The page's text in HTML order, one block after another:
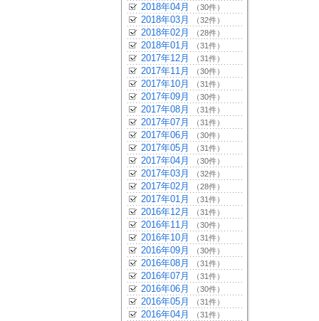
2018年04月 （30件）
2018年03月 （32件）
2018年02月 （28件）
2018年01月 （31件）
2017年12月 （31件）
2017年11月 （30件）
2017年10月 （31件）
2017年09月 （30件）
2017年08月 （31件）
2017年07月 （31件）
2017年06月 （30件）
2017年05月 （31件）
2017年04月 （30件）
2017年03月 （32件）
2017年02月 （28件）
2017年01月 （31件）
2016年12月 （31件）
2016年11月 （30件）
2016年10月 （31件）
2016年09月 （30件）
2016年08月 （31件）
2016年07月 （31件）
2016年06月 （30件）
2016年05月 （31件）
2016年04月 （31件）